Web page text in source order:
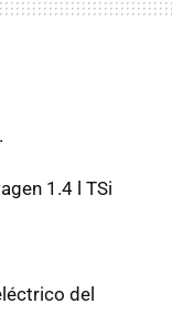
1.4 l TSi
del